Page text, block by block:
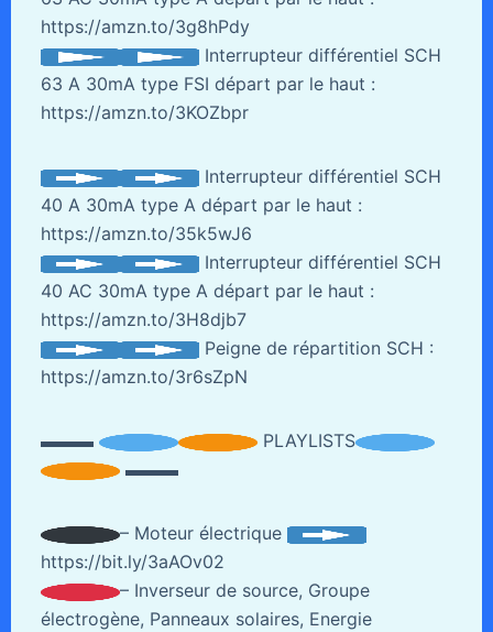
https://amzn.to/3g8hPdy
Interrupteur différentiel SCH
63 A 30mA type FSI départ par le haut :
https://amzn.to/3KOZbpr
Interrupteur différentiel SCH
40 A 30mA type A départ par le haut :
https://amzn.to/35k5wJ6
Interrupteur différentiel SCH
40 AC 30mA type A départ par le haut :
https://amzn.to/3H8djb7
Peigne de répartition SCH :
https://amzn.to/3r6sZpN
▬▬▬
PLAYLISTS
▬▬▬
– Moteur électrique
https://bit.ly/3aAOv02
– Inverseur de source, Groupe
électrogène, Panneaux solaires, Energie